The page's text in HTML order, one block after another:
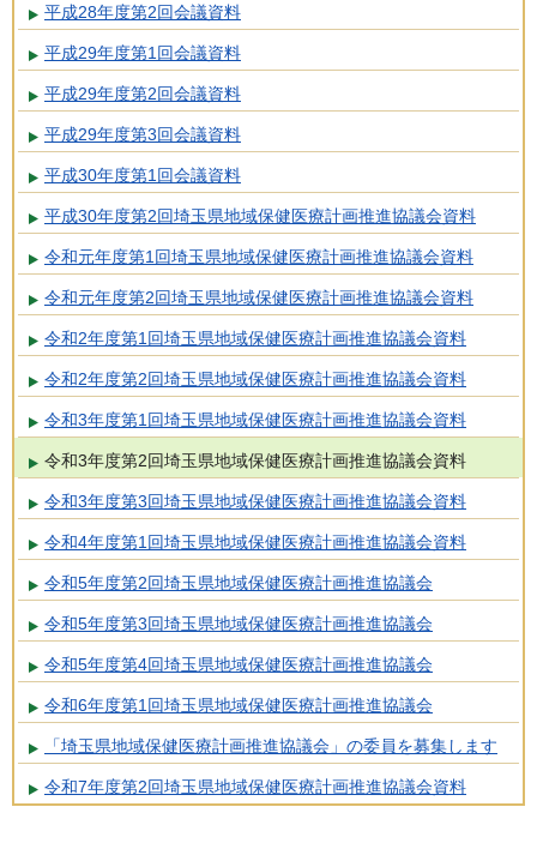
平成28年度第2回会議資料
平成29年度第1回会議資料
平成29年度第2回会議資料
平成29年度第3回会議資料
平成30年度第1回会議資料
平成30年度第2回埼玉県地域保健医療計画推進協議会資料
令和元年度第1回埼玉県地域保健医療計画推進協議会資料
令和元年度第2回埼玉県地域保健医療計画推進協議会資料
令和2年度第1回埼玉県地域保健医療計画推進協議会資料
令和2年度第2回埼玉県地域保健医療計画推進協議会資料
令和3年度第1回埼玉県地域保健医療計画推進協議会資料
令和3年度第2回埼玉県地域保健医療計画推進協議会資料
令和3年度第3回埼玉県地域保健医療計画推進協議会資料
令和4年度第1回埼玉県地域保健医療計画推進協議会資料
令和5年度第2回埼玉県地域保健医療計画推進協議会
令和5年度第3回埼玉県地域保健医療計画推進協議会
令和5年度第4回埼玉県地域保健医療計画推進協議会
令和6年度第1回埼玉県地域保健医療計画推進協議会
「埼玉県地域保健医療計画推進協議会」の委員を募集します
令和7年度第2回埼玉県地域保健医療計画推進協議会資料